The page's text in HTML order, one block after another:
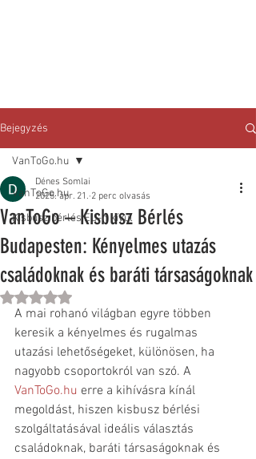
Bejegyzés
VanToGo.hu
Kisbusz bérlés EU-n kívül
VanToGo.hu
VanToGo – Kisbusz Bérlés
Budapesten: Kényelmes utazás
családoknak és baráti társaságoknak
Dénes Somlai
2025. ápr. 21. 2 perc olvasás
NaN csillagot kapott az 5-ből.
A mai rohanó világban egyre többen
keresik a kényelmes és rugalmas
utazási lehetőségeket, különösen, ha
nagyobb csoportokról van szó. A
VanToGo.hu erre a kihívásra kínál
megoldást, hiszen kisbusz bérlési
szolgáltatásával ideális választás
családoknak, baráti társaságoknak és